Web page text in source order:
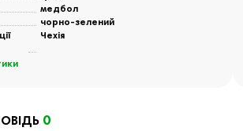
медбол
чорно-зелений
Чехія
0